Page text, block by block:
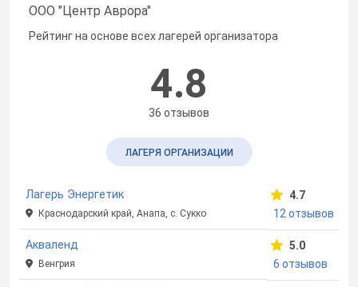
ООО "Центр Аврора"
Рейтинг на основе всех лагерей организатора
4.8
36 отзывов
ЛАГЕРЯ ОРГАНИЗАЦИИ
Лагерь Энергетик
Краснодарский край, Анапа, с. Сукко
4.7
12 отзывов
Акваленд
Венгрия
5.0
6 отзывов